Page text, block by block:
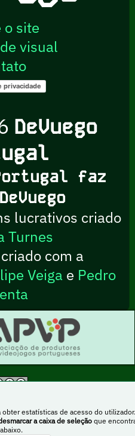
obter estatísticas de acesso do
a caixa de seleção que
abaixo.
o site
visual
privacidade
DeVuego
faz
lucrativos criado
Turnes
com a
Veiga e Pedro
Internacional